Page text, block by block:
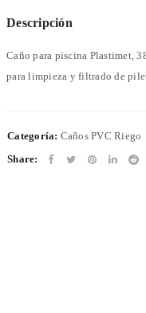
Descripción
Caño para piscina Plastimet,
para limpieza y filtrado de
Categoría: Caños PVC Riego
Share: